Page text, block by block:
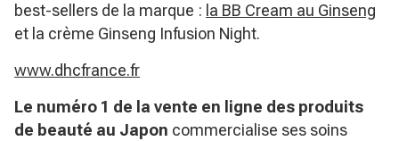
best-sellers de la marque : la BB Cream au Ginseng
et la crème Ginseng Infusion Night.
www.dhcfrance.fr
Le numéro 1 de la vente en ligne des produits
de beauté au Japon commercialise ses soins